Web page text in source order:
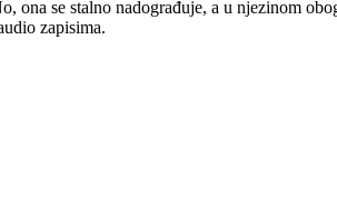
ona se stalno nadograđuje, a u njezinom
zapisima.